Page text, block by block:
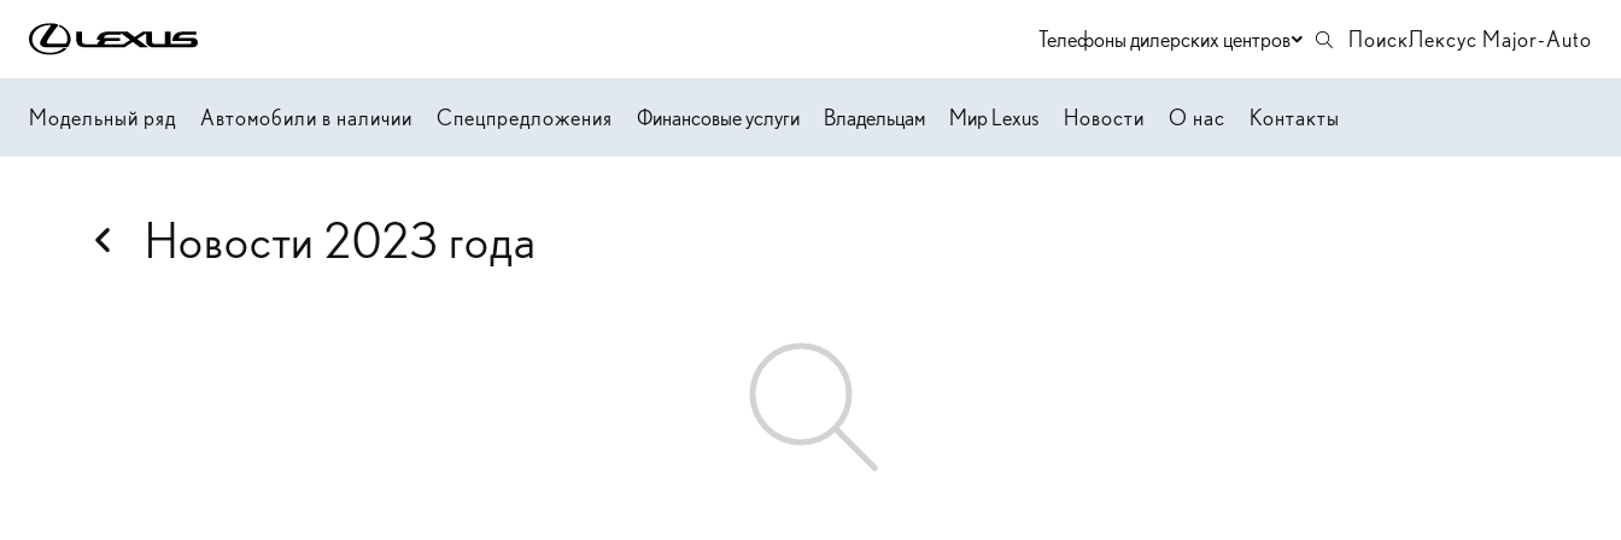
Телефоны дилерских центров ПоискЛексус Major-Auto
Модельный ряд Автомобили в наличии Спецпредложения Финансовые услуги Владельцам Мир Lexus Новости О нас Контакты
Новости 2023 года